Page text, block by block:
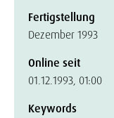
Fertigstellung
Dezember 1993
Online seit
01.12.1993, 01:00
Keywords